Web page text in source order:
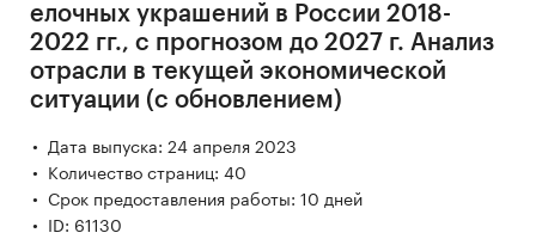
елочных украшений в России 2018-
2022 гг., с прогнозом до 2027 г. Анализ
отрасли в текущей экономической
ситуации (с обновлением)
Дата выпуска: 24 апреля 2023
Количество страниц: 40
Срок предоставления работы: 10 дней
ID: 61130